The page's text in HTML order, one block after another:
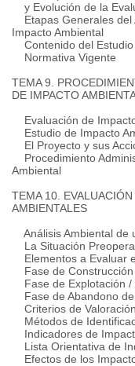
y Evolución de la
Etapas Generales del
Impacto Ambiental
Contenido del Estudio
Normativa Vigente
TEMA 9.
DE IMPACTO
Evaluación de
Estudio de Impacto
El Proyecto y sus
Procedimiento
Ambiental
TEMA 10.
AMBIENTALES
Análisis Ambiental de
La Situación
Elementos a Evaluar
Fase de Construcción
Fase de Explotación /
Fase de Abandono
Criterios de
Métodos de
Indicadores de
Lista Orientativa de
Efectos de los